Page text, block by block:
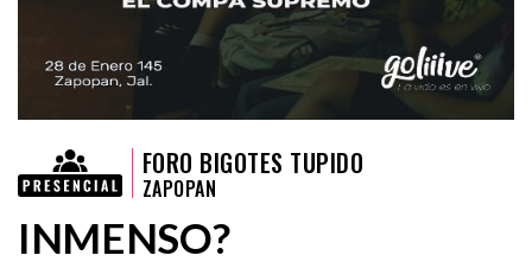
FORO BIGOTES TUPIDO
ZAPOPAN
INMENSO?